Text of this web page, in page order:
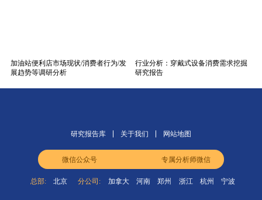
加油站便利店市场现状/消费者行为/发
展趋势等调研分析
行业分析：穿戴式设备消费需求挖掘
研究报告
研究报告库 关于我们 网站地图
微信公众号 专属分析师微信
总部: 北京 分公司: 加拿大 河南 郑州 浙江 杭州 宁波